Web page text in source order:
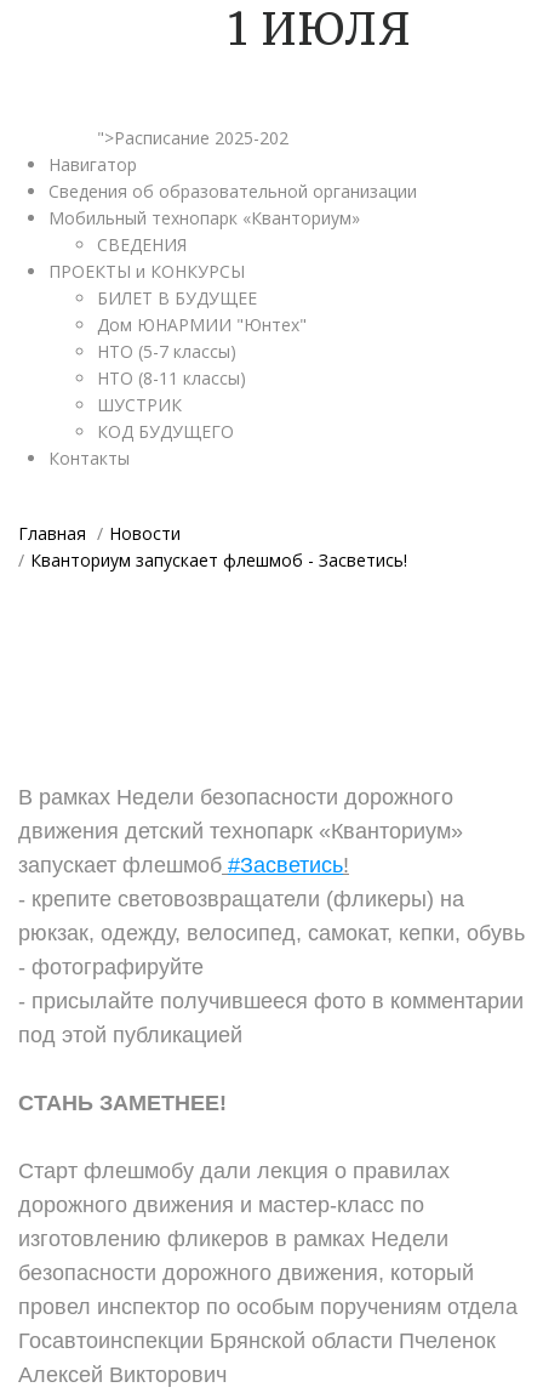
1 ИЮЛЯ
">Расписание 2025-202
Навигатор
Сведения об образовательной организации
Мобильный технопарк «Кванториум»
СВЕДЕНИЯ
ПРОЕКТЫ и КОНКУРСЫ
БИЛЕТ В БУДУЩЕЕ
Дом ЮНАРМИИ "Юнтех"
НТО (5-7 классы)
НТО (8-11 классы)
ШУСТРИК
КОД БУДУЩЕГО
Контакты
Главная
Новости
Кванториум запускает флешмоб - Засветись!
В рамках Недели безопасности дорожного
движения детский технопарк «Кванториум»
запускает флешмоб #Засветись!
- крепите световозвращатели (фликеры) на
рюкзак, одежду, велосипед, самокат, кепки, обувь
- фотографируйте
- присылайте получившееся фото в комментарии
под этой публикацией
СТАНЬ ЗАМЕТНЕЕ!
Старт флешмобу дали лекция о правилах
дорожного движения и мастер-класс по
изготовлению фликеров в рамках Недели
безопасности дорожного движения, который
провел инспектор по особым поручениям отдела
Госавтоинспекции Брянской области Пчеленок
Алексей Викторович